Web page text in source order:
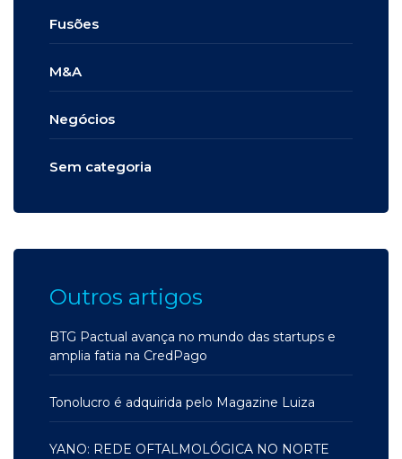
Fusões
M&A
Negócios
Sem categoria
Outros artigos
BTG Pactual avança no mundo das startups e
amplia fatia na CredPago
Tonolucro é adquirida pelo Magazine Luiza
YANO: REDE OFTALMOLÓGICA NO NORTE